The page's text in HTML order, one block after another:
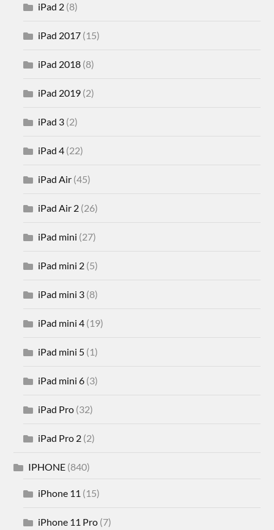
iPad 2 (8)
iPad 2017 (15)
iPad 2018 (8)
iPad 2019 (2)
iPad 3 (2)
iPad 4 (22)
iPad Air (45)
iPad Air 2 (26)
iPad mini (27)
iPad mini 2 (5)
iPad mini 3 (8)
iPad mini 4 (19)
iPad mini 5 (1)
iPad mini 6 (3)
iPad Pro (32)
iPad Pro 2 (2)
IPHONE (840)
iPhone 11 (15)
iPhone 11 Pro (7)